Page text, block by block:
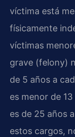
víctima está
físicamente
víctimas
grave (felony)
de 5 años a
es menor de
es de 25 años
estos cargos,